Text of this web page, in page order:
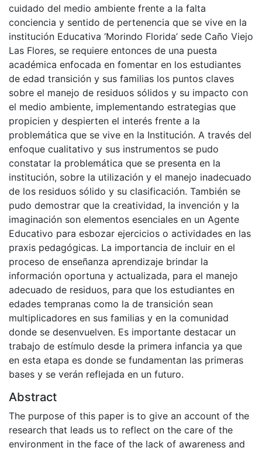
cuidado del medio ambiente frente a la falta
conciencia y sentido de pertenencia que se vive en la
institución Educativa ‘Morindo Florida’ sede Caño Viejo
Las Flores, se requiere entonces de una puesta
académica enfocada en fomentar en los estudiantes
de edad transición y sus familias los puntos claves
sobre el manejo de residuos sólidos y su impacto con
el medio ambiente, implementando estrategias que
propicien y despierten el interés frente a la
problemática que se vive en la Institución. A través del
enfoque cualitativo y sus instrumentos se pudo
constatar la problemática que se presenta en la
institución, sobre la utilización y el manejo inadecuado
de los residuos sólido y su clasificación. También se
pudo demostrar que la creatividad, la invención y la
imaginación son elementos esenciales en un Agente
Educativo para esbozar ejercicios o actividades en las
praxis pedagógicas. La importancia de incluir en el
proceso de enseñanza aprendizaje brindar la
información oportuna y actualizada, para el manejo
adecuado de residuos, para que los estudiantes en
edades tempranas como la de transición sean
multiplicadores en sus familias y en la comunidad
donde se desenvuelven. Es importante destacar un
trabajo de estímulo desde la primera infancia ya que
en esta etapa es donde se fundamentan las primeras
bases y se verán reflejada en un futuro.
Abstract
The purpose of this paper is to give an account of the
research that leads us to reflect on the care of the
environment in the face of the lack of awareness and